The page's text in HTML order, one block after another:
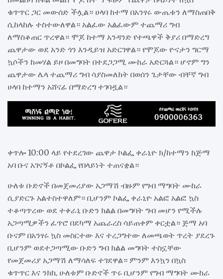
ቁጥጥር ጋር መውሰድ ችሏል። ሀላባ ከተማ በአንፃሩ ውጤቱን ለማስጠበቅ
ሲከላከሉ ተስተውለዋል። አልፈው አልፈውም ተጨማሪ ግብ
ለማስቆጠር ጥረዋል። ሞጆ ከተማ አንዳንድ የተጫዋች ቅያሪ በማድረግ
ጨዋታው ወደ አንድ ጎን እንዲይዝ አድርገዋል። የሞጆው ዮናታን ግርማ
ኳሶችን ከመሃል ይዞ በመግባት በተደጋጋሚ ሙከራ አድርጓል። ሆኖም ግን
ጨዋታው ሌላ ተጨማሪ ግብ ሳያስመለክት በወሰን ጌታቸው ብቸኛ ግብ
ሀላባ ከተማን አሸናፊ በማድረግ ተገባዷል።
ቀጥሎ 10:00 ላይ የተደረገው ጨዋታ ኮልፌ ቀራኒዮ ክ/ከተማን ከጅማ
አባ ቡና አገናኝቶ በኮልፌ የበላይነት ተጠናቋል።
ሁለቱ ቡድኖች በመጀመሪያው አጋማሽ ብዙም የግብ ማግባት ሙከራ
ሲያድርጉ አልተስተዋለም። ቢሆንም ኮልፌ ቀራኒዮ አልፎ አልፎ ኳስ
ተቆጣጥረው ወደ ተቀራኒ ቡድን ክልል በመግባት ግብ መሆን የሚችሉ
አጋጣሚዎችን ፈጥሮ በደካማ አጨራረስ ሳይጠቀም ቀርቷል። ጅማ አባ
ቡናም በአንፃሩ ኳስ መስርተው እና ተረጋግተው ለመጫወት ጥረት ያደረጉ
ቢሆንም ወደተጋጣሚው ቡድን ግብ ክልል መግባት ተስኗቸው
የመጀመሪያ አጋማሽ ለማሳለፍ ተገደዋል። ምንም እንኳን በኳስ
ቁጥጥር እና ንክኪ ሁለቱም ቡድኖች ጥሩ ቢሆንም የግብ ማግባት ሙከራ